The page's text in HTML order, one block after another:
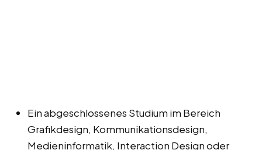
Ein abgeschlossenes Studium im Bereich
Grafikdesign, Kommunikationsdesign,
Medieninformatik, Interaction Design oder